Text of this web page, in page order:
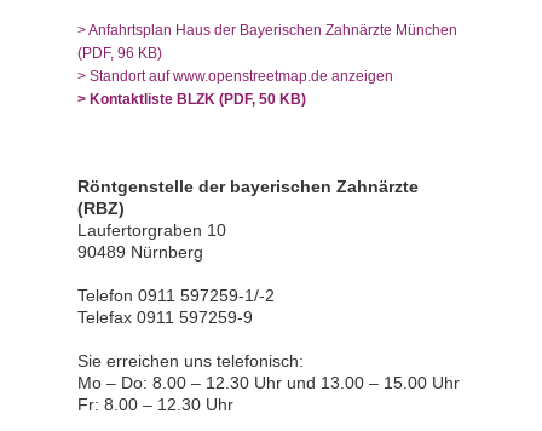
> Anfahrtsplan Haus der Bayerischen Zahnärzte München
(PDF, 96 KB)
> Standort auf www.openstreetmap.de anzeigen
> Kontaktliste BLZK (PDF, 50 KB)
Röntgenstelle der bayerischen Zahnärzte
(RBZ)
Laufertorgraben 10
90489 Nürnberg
Telefon 0911 597259-1/-2
Telefax 0911 597259-9
Sie erreichen uns telefonisch:
Mo – Do: 8.00 – 12.30 Uhr und 13.00 – 15.00 Uhr
Fr: 8.00 – 12.30 Uhr